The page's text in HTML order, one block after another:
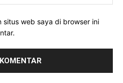
situs web saya di browser ini